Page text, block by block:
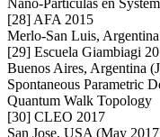
[28] AFA 2015
Merlo-San Luis,
[29] Escuela Giambiagi
Buenos Aires, Argentina
Spontaneous Parametric
Quantum Walk Topology
[30] CLEO 2017
San Jose, USA (May